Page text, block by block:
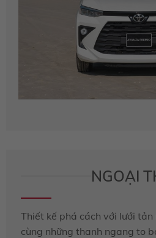
NGOẠI
Thiết kế phá cách với lưới
cùng những thanh ngang to